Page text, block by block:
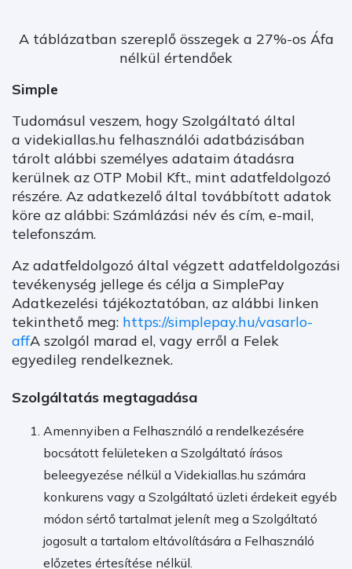
A táblázatban szereplő összegek a 27%-os Áfa
nélkül értendőek
Simple
Tudomásul veszem, hogy Szolgáltató által
a videkiallas.hu felhasználói adatbázisában
tárolt alábbi személyes adataim átadásra
kerülnek az OTP Mobil Kft., mint adatfeldolgozó
részére. Az adatkezelő által továbbított adatok
köre az alábbi: Számlázási név és cím, e-mail,
telefonszám.
Az adatfeldolgozó által végzett adatfeldolgozási
tevékenység jellege és célja a SimplePay
Adatkezelési tájékoztatóban, az alábbi linken
tekinthető meg: https://simplepay.hu/vasarlo-
affA szolgól marad el, vagy erről a Felek
egyedileg rendelkeznek.
Szolgáltatás megtagadása
Amennyiben a Felhasználó a rendelkezésére
bocsátott felületeken a Szolgáltató írásos
beleegyezése nélkül a Videkiallas.hu számára
konkurens vagy a Szolgáltató üzleti érdekeit egyéb
módon sértő tartalmat jelenít meg a Szolgáltató
jogosult a tartalom eltávolítására a Felhasználó
előzetes értesítése nélkül.